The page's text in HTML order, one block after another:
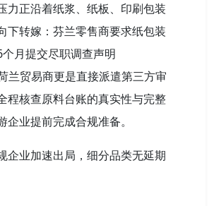
力正沿着纸浆、纸板、印刷包装
下转嫁：芬兰零售商要求纸包装
月提交尽职调查声明
兰贸易商更是直接派遣第三方审
程核查原料台账的真实性与完整
企业提前完成合规准备。
企业加速出局，细分品类无延期